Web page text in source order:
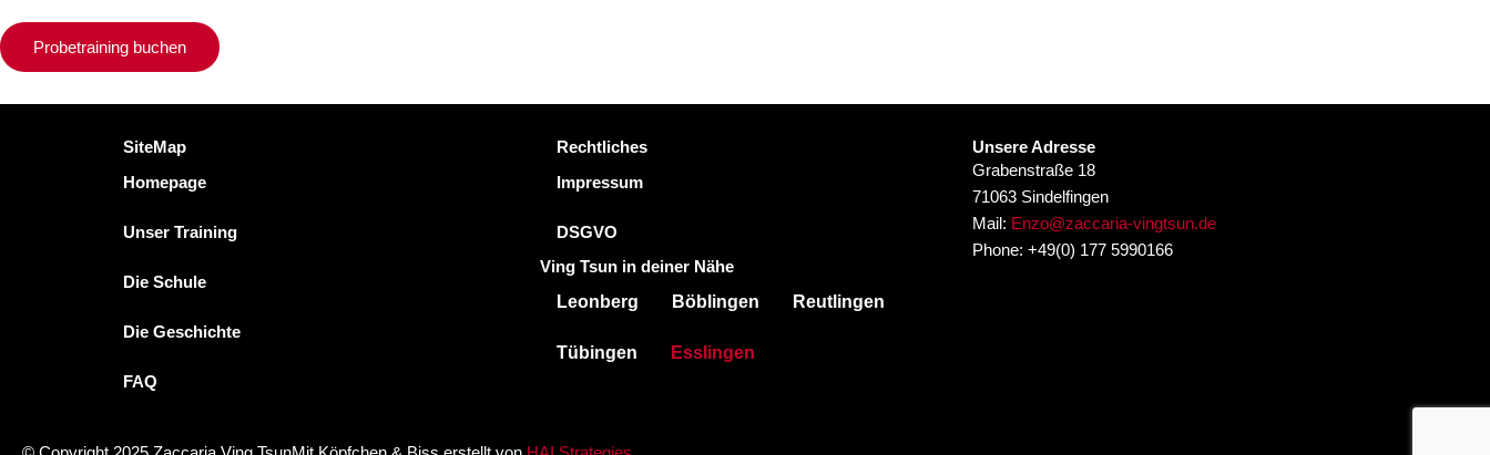
Probetraining buchen
SiteMap
Homepage
Unser Training
Die Schule
Die Geschichte
FAQ
Rechtliches
Impressum
DSGVO
Ving Tsun in deiner Nähe
Leonberg
Böblingen Reutlingen
Tübingen Esslingen
Unsere Adresse
Grabenstraße 18
71063 Sindelfingen
Mail: Enzo@zaccaria-vingtsun.de
Phone: +49(0) 177 5990166